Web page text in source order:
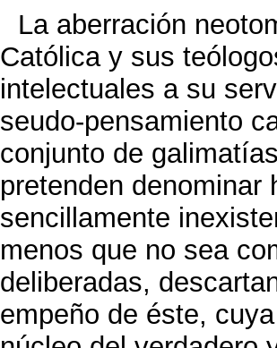
La aberración
Católica y sus
intelectuales a su
seudo-pensamiento
conjunto de
pretenden denominar
sencillamente
menos que no sea
deliberadas,
empeño de éste,